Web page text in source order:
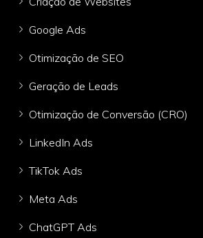
Google Ads
Otimização de SEO
Geração de Leads
Otimização de Conversão (CRO)
LinkedIn Ads
TikTok Ads
Meta Ads
ChatGPT Ads